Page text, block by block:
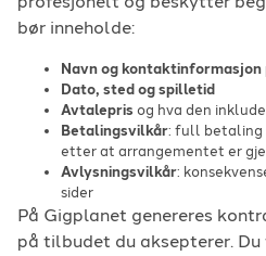
bør inneholde:
Navn og kontaktinformasjon
Dato, sted og spilletid
Avtalepris og hva den
Betalingsvilkår: full betaling
etter at arrangementet er
Avlysningsvilkår:
sider
På Gigplanet genereres
på tilbudet du aksepterer.